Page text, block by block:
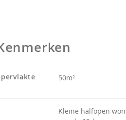
50m²
Kleine halfopen